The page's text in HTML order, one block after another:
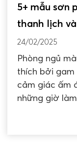
5+ mẫu sơn
thanh lịch
24/02/2025
Phòng ngủ
thích bởi
cảm giác ấm
những giờ